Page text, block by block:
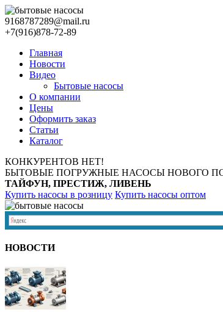
9168787289@mail.ru
+7(916)878-72-89
Главная
Новости
Видео
Бытовые насосы
О компании
Цены
Оформить заказ
Статьи
Каталог
КОНКУРЕНТОВ НЕТ!
БЫТОВЫЕ ПОГРУЖНЫЕ НАСОСЫ НОВОГО
ТАЙФУН, ПРЕСТИЖ, ЛИВЕНЬ
Купить насосы в розницу Купить насосы оптом
НОВОСТИ